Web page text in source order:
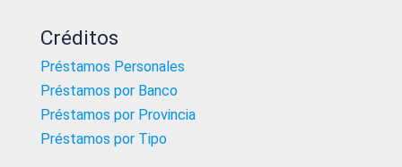
Créditos
Préstamos Personales
Préstamos por Banco
Préstamos por Provincia
Préstamos por Tipo